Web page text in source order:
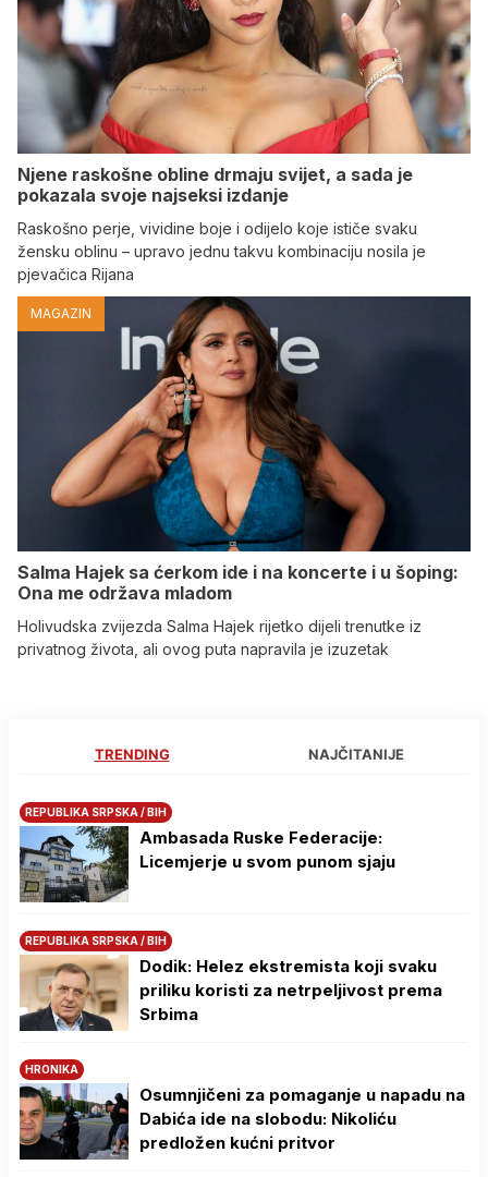
Njene raskošne obline drmaju svijet, a sada je
pokazala svoje najseksi izdanje
Raskošno perje, vividine boje i odijelo koje ističe svaku
žensku oblinu – upravo jednu takvu kombinaciju nosila je
pjevačica Rijana
MAGAZIN
Salma Hajek sa ćerkom ide i na koncerte i u šoping:
Ona me održava mladom
Holivudska zvijezda Salma Hajek rijetko dijeli trenutke iz
privatnog života, ali ovog puta napravila je izuzetak
TRENDING NAJČITANIJE
REPUBLIKA SRPSKA / BIH
Ambasada Ruske Federacije:
Licemjerje u svom punom sjaju
REPUBLIKA SRPSKA / BIH
Dodik: Helez ekstremista koji svaku
priliku koristi za netrpeljivost prema
Srbima
HRONIKA
Osumnjičeni za pomaganje u napadu na
Dabića ide na slobodu: Nikoliću
predložen kućni pritvor